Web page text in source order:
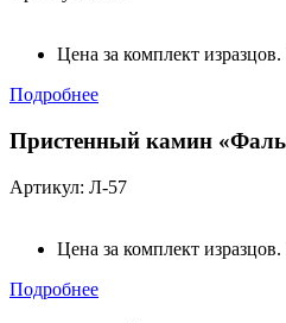
Цена за комплект
Подробнее
Пристенный камин
Артикул: Л-57
Цена за комплект
Подробнее